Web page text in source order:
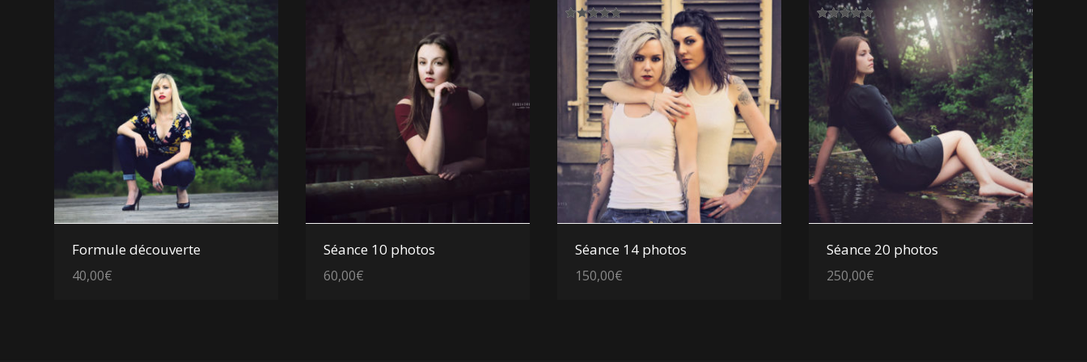
Voir les détails
Formule découverte
40,00€
Voir les détails
Séance 10 photos
60,00€
Note
5.00
sur 5
Voir les détails
Séance 14 photos
150,00€
Note
5.00
sur 5
Voir les détails
Séance 20 photos
250,00€